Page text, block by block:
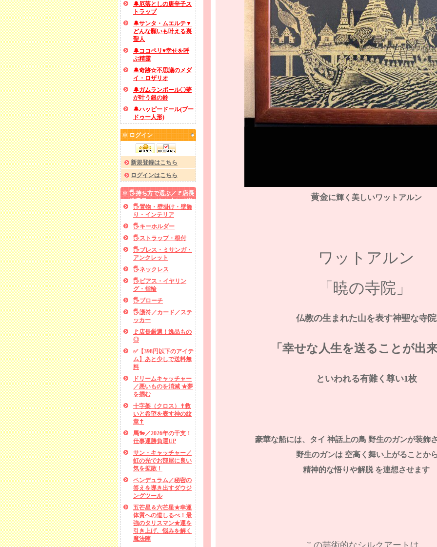
🔔厄落としの唐辛子ス
トラップ
🔔サンタ・ムエルテ▼
どんな願いも叶える裏
聖人
🔔ココペリ♥幸せを呼
ぶ精霊
🔔奇跡☆不思議のメダ
イ・ロザリオ
🔔ガムランボール〇夢
が叶う銀の鈴
🔔ハッピードール(ブー
ドゥー人形)
ログイン
新規登録はこちら
ログインはこちら
🖐️持ち方で選ぶ／🚩店長
厳選品／✅あと少しで送
料無料
🖐️置物・壁掛け・壁飾
り・インテリア
🖐️キーホルダー
🖐️ストラップ・根付
🖐️ブレス・ミサンガ・
アンクレット
🖐️ネックレス
🖐️ピアス・イヤリン
グ・指輪
🖐️ブローチ
🖐️護符／カード／ステ
ッカー
🚩店長厳選！逸品もの
◎
✅【398円以下のアイテ
ム】あと少しで送料無
料
ドリームキャッチャー
／悪いものを消滅 ★夢
を掴む
十字架（クロス）✝救
いと希望を表す神の紋
章✝
馬🐎／2026年の干支！
仕事運勝負運UP
サン・キャッチャー／
虹の光でお部屋に良い
気を拡散！
ペンデュラム／秘密の
答えを導き出すダウジ
ングツール
五芒星＆六芒星★幸運
体質への道しるべ！最
強のタリスマン★運を
引き上げ、悩みを解く
魔法陣
黄金に輝く美しいワットアルン
ワットアルン
「暁の寺院」
仏教の生まれた山を表す神聖な寺院
「幸せな人生を送ることが出
といわれる有難く尊い1枚
豪華な船には、タイ 神話上の鳥 野生のガンが装飾
野生のガンは 空高く舞い上がることか
精神的な悟りや解脱 を連想させます
この芸術的なシルクアートは、